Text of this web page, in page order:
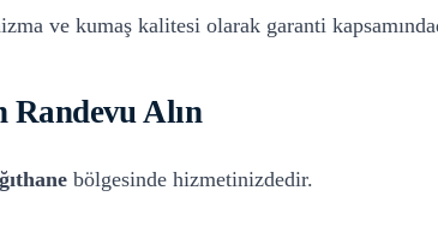
ve kumaş kalitesi olarak garanti
Alın
bölgesinde hizmetinizdedir.